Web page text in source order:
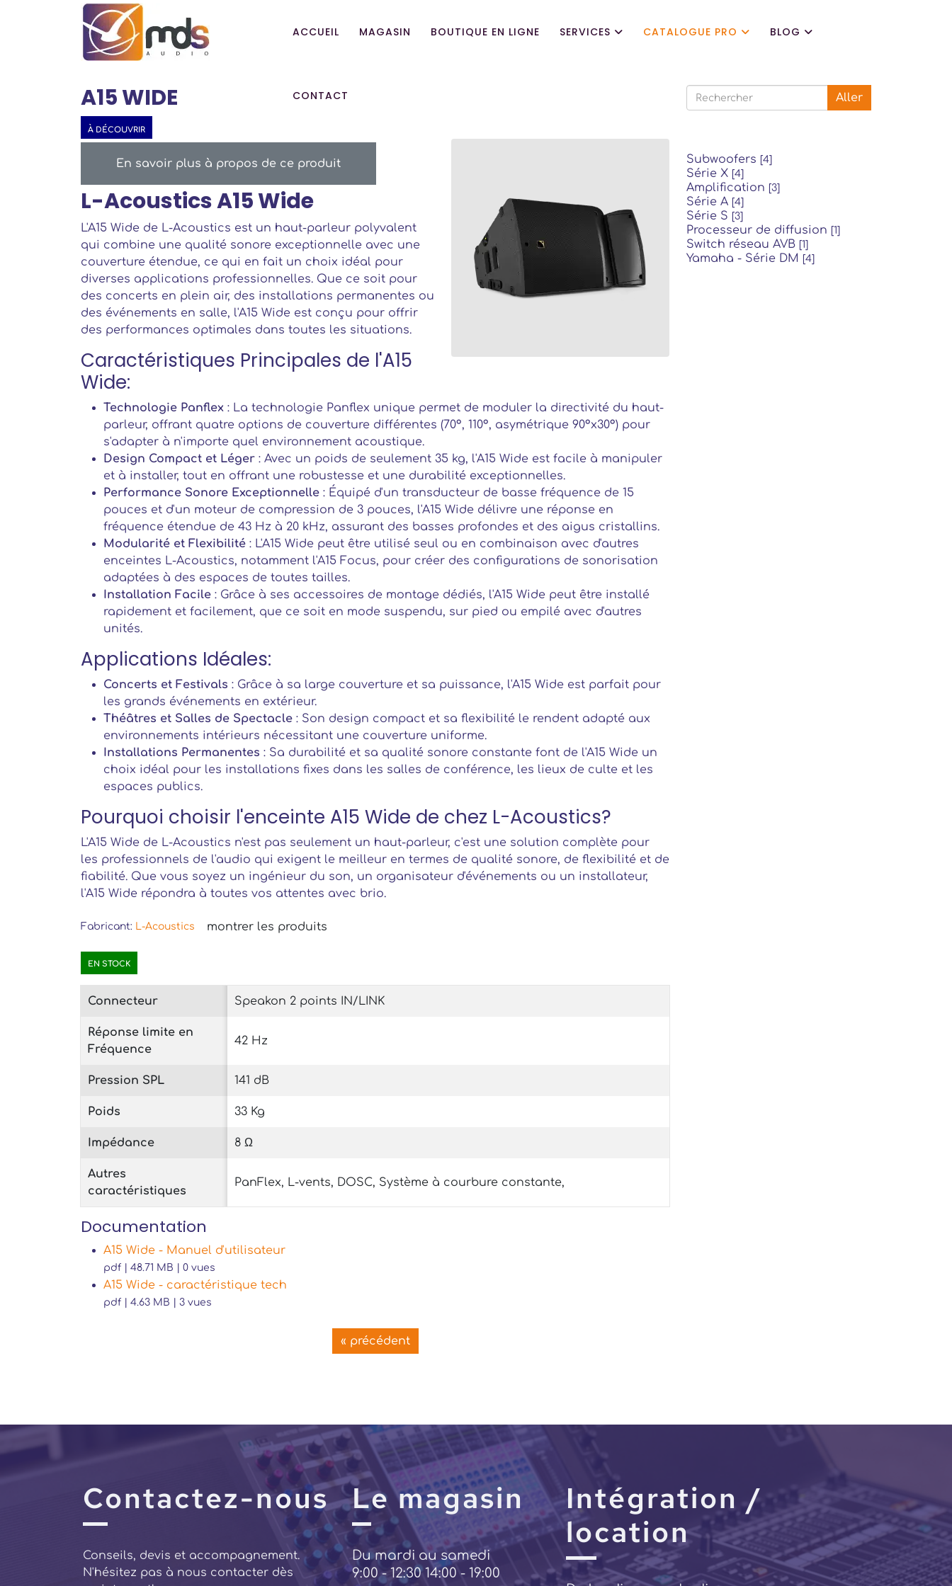
ACCUEIL MAGASIN BOUTIQUE EN LIGNE SERVICES CATALOGUE PRO BLOG
CONTACT
A15 WIDE
À DÉCOUVRIR
En savoir plus à propos de ce produit
L-Acoustics A15 Wide
L'A15 Wide de L-Acoustics est un haut-parleur polyvalent
qui combine une qualité sonore exceptionnelle avec une
couverture étendue, ce qui en fait un choix idéal pour
diverses applications professionnelles. Que ce soit pour
des concerts en plein air, des installations permanentes ou
des événements en salle, l'A15 Wide est conçu pour offrir
des performances optimales dans toutes les situations.
Caractéristiques Principales de l'A15
Wide:
Technologie Panflex : La technologie Panflex unique permet de moduler la directivité du haut-
parleur, offrant quatre options de couverture différentes (70°, 110°, asymétrique 90°x30°) pour
s'adapter à n'importe quel environnement acoustique.
Design Compact et Léger : Avec un poids de seulement 35 kg, l'A15 Wide est facile à manipuler
et à installer, tout en offrant une robustesse et une durabilité exceptionnelles.
Performance Sonore Exceptionnelle : Équipé d'un transducteur de basse fréquence de 15
pouces et d'un moteur de compression de 3 pouces, l'A15 Wide délivre une réponse en
fréquence étendue de 43 Hz à 20 kHz, assurant des basses profondes et des aigus cristallins.
Modularité et Flexibilité : L'A15 Wide peut être utilisé seul ou en combinaison avec d'autres
enceintes L-Acoustics, notamment l'A15 Focus, pour créer des configurations de sonorisation
adaptées à des espaces de toutes tailles.
Installation Facile : Grâce à ses accessoires de montage dédiés, l'A15 Wide peut être installé
rapidement et facilement, que ce soit en mode suspendu, sur pied ou empilé avec d'autres
unités.
Applications Idéales:
Concerts et Festivals : Grâce à sa large couverture et sa puissance, l'A15 Wide est parfait pour
les grands événements en extérieur.
Théâtres et Salles de Spectacle : Son design compact et sa flexibilité le rendent adapté aux
environnements intérieurs nécessitant une couverture uniforme.
Installations Permanentes : Sa durabilité et sa qualité sonore constante font de l'A15 Wide un
choix idéal pour les installations fixes dans les salles de conférence, les lieux de culte et les
espaces publics.
Pourquoi choisir l'enceinte A15 Wide de chez L-Acoustics?
L'A15 Wide de L-Acoustics n'est pas seulement un haut-parleur, c'est une solution complète pour
les professionnels de l'audio qui exigent le meilleur en termes de qualité sonore, de flexibilité et de
fiabilité. Que vous soyez un ingénieur du son, un organisateur d'événements ou un installateur,
l'A15 Wide répondra à toutes vos attentes avec brio.
Fabricant: L-Acoustics montrer les produits
EN STOCK
Connecteur Speakon 2 points IN/LINK
Réponse limite en
Fréquence
42 Hz
Pression SPL 141 dB
Poids 33 Kg
Impédance 8 Ω
Autres
caractéristiques
PanFlex, L-vents, DOSC, Système à courbure constante,
Documentation
A15 Wide - Manuel d'utilisateur
pdf | 48.71 MB | 0 vues
A15 Wide - caractéristique tech
pdf | 4.63 MB | 3 vues
« précédent
Aller
Subwoofers [4]
Série X [4]
Amplification [3]
Série A [4]
Série S [3]
Processeur de diffusion [1]
Switch réseau AVB [1]
Yamaha - Série DM [4]
Contactez-nous
Conseils, devis et accompagnement.
N'hésitez pas à nous contacter dès
Le magasin
Du mardi au samedi
9:00 - 12:30 14:00 - 19:00
Intégration /
location